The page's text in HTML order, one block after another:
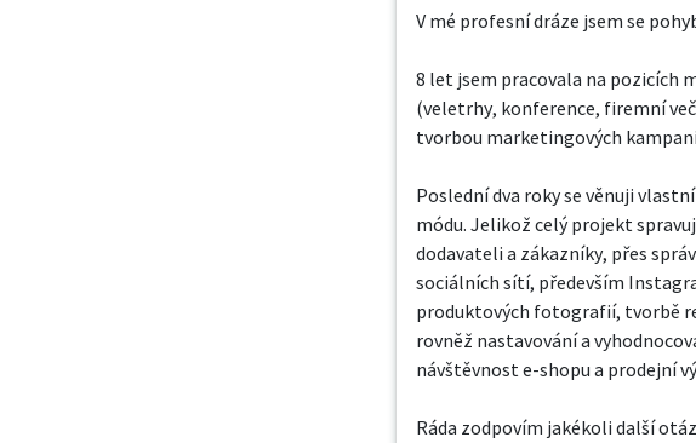
V mé profesní dráze jsem se
8 let jsem pracovala na pozicích
(veletrhy, konference, firemní
tvorbou marketingových
Poslední dva roky se věnuji
módu. Jelikož celý projekt
dodavateli a zákazníky, přes
sociálních sítí, především
produktových fotografií, tvorbě
rovněž nastavování a
návštěvnost e-shopu a prodejní
Ráda zodpovím jakékoli další